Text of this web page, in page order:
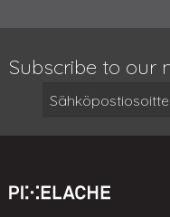
Subscribe to our